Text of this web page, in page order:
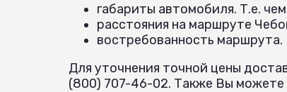
габариты автомобиля. Т.е.
расстояния на маршруте
востребованность
Для уточнения точной цены
(800) 707-46-02. Также Вы можете